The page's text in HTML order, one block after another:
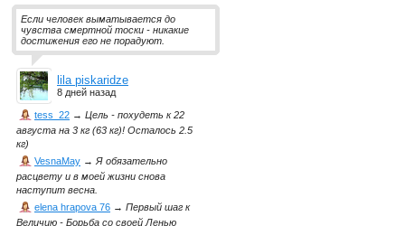
Если человек выматывается до
чувства смертной тоски - никакие
достижения его не порадуют.
lila piskaridze
8 дней назад
tess_22 → Цель - похудеть к 22
августа на 3 кг (63 кг)! Осталось 2.5
кг)
VesnaMay →Я обязательно
расцвету и в моей жизни снова
наступит весна.
elena hrapova 76 → Первый шаг к
Величию - Борьба со своей Ленью